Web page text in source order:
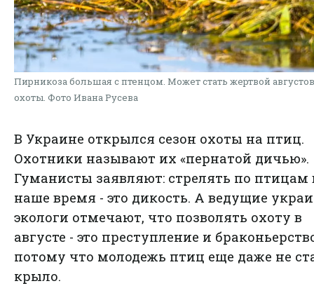
Пирникоза большая с птенцом. Может стать жертвой
охоты. Фото Ивана Русева
В Украине открылся сезон охоты на птиц.
Охотники называют их «пернатой дичью».
Гуманисты заявляют: стрелять по птицам
наше время - это дикость. А ведущие
экологи отмечают, что позволять охоту в
августе - это преступление и
потому что молодежь птиц еще даже не
крыло.